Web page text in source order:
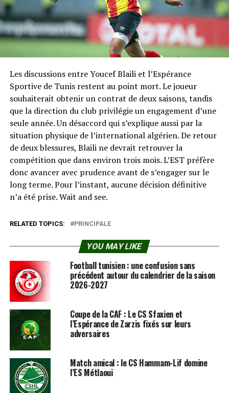
Les discussions entre Youcef Blaili et l’Espérance
Sportive de Tunis restent au point mort. Le joueur
souhaiterait obtenir un contrat de deux saisons, tandis
que la direction du club privilégie un engagement d’une
seule année. Un désaccord qui s’explique aussi par la
situation physique de l’international algérien. De retour
de deux blessures, Blaili ne devrait retrouver la
compétition que dans environ trois mois. L’EST préfère
donc avancer avec prudence avant de s’engager sur le
long terme. Pour l’instant, aucune décision définitive
n’a été prise. Wait and see.
RELATED TOPICS: PRINCIPALE
YOU MAY LIKE
Football tunisien : une confusion sans
précédent autour du calendrier de la saison
2026-2027
Coupe de la CAF : Le CS Sfaxien et
l’Espérance de Zarzis fixés sur leurs
adversaires
Match amical : le CS Hammam-Lif domine
l’ES Métlaoui